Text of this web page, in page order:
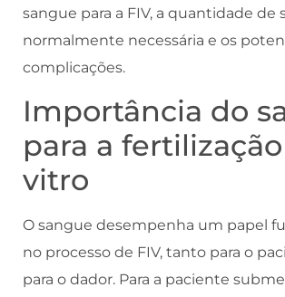
sangue para a FIV, a quantidade de
normalmente necessária e os
complicações.
Importância do
para a
vitro
O sangue desempenha um papel
no processo de FIV, tanto para o
para o dador. Para a paciente